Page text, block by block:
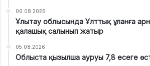
06.08.2026
Ұлытау облысында Ұлттық ұланға
қалашық салынып жатыр
05.08.2026
Облыста қызылша ауруы 7,8 есеге